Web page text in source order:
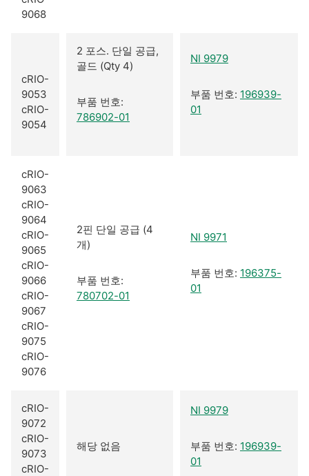
9068
cRIO-
9053
cRIO-
9054
2 포스. 단일 공급,
골드 (Qty 4)
부품 번호:
786902-01
NI 9979
부품 번호: 196939-
01
cRIO-
9063
cRIO-
9064
cRIO-
9065
cRIO-
9066
cRIO-
9067
cRIO-
9075
cRIO-
9076
2핀 단일 공급 (4
개)
부품 번호:
780702-01
NI 9971
부품 번호: 196375-
01
cRIO-
9072
cRIO-
9073
cRIO-
해당 없음
NI 9979
부품 번호: 196939-
01